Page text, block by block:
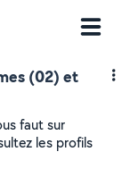
(02) et
faut sur
les profils